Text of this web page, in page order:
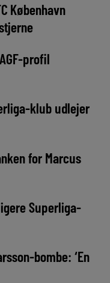
København
profil
klub udlejer
for Marcus
Superliga-
bombe: ‘En